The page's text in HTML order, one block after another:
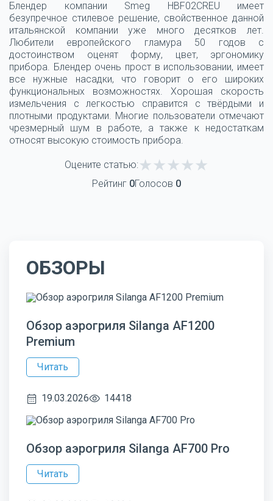
Блендер компании Smeg HBF02CREU имеет
безупречное стилевое решение, свойственное данной
итальянской компании уже много десятков лет.
Любители европейского гламура 50 годов с
достоинством оценят форму, цвет, эргономику
прибора. Блендер очень прост в использовании, имеет
все нужные насадки, что говорит о его широких
функциональных возможностях. Хорошая скорость
измельчения с легкостью справится с твёрдыми и
плотными продуктами. Многие пользователи отмечают
чрезмерный шум в работе, а также к недостаткам
относят высокую стоимость прибора.
Оцените статью:
Рейтинг 0Голосов 0
ОБЗОРЫ
Обзор аэрогриля Silanga AF1200
Premium
Читать
19.03.2026 14418
Обзор аэрогриля Silanga AF700 Pro
Читать